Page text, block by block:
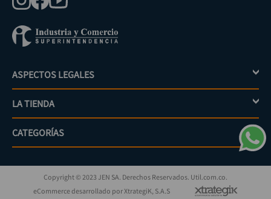
ASPECTOS LEGALES +
Política de tratamiento de datos personales
Términos y condiciones
Políticas de devolución
Políticas de garantías y devoluciones
LA TIENDA +
Mi cuenta
PQRs
¿Cómo comprar?
CATEGORÍAS
Jardinería
EléctricosCopyright © 2023 JEN SA. Derechos Reservados. Util.com.co.
eCommerce desarrollado por XtrategiK, S.A.S